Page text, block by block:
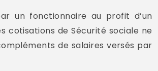
un fonctionnaire au profit d’un
cotisations de Sécurité sociale ne
de salaires versés par